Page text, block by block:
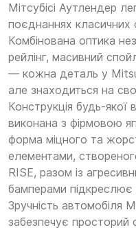
Мітсубісі Аутлендер
поєднаннях класичних
Комбінована оптика
рейлінг, масивний
— кожна деталь у
але знаходиться на
Конструкція будь-якої
виконана з фірмовою
форма міцного та
елементами,
RISE, разом із
бамперами
Зручність автомобіля
забезпечує просторий